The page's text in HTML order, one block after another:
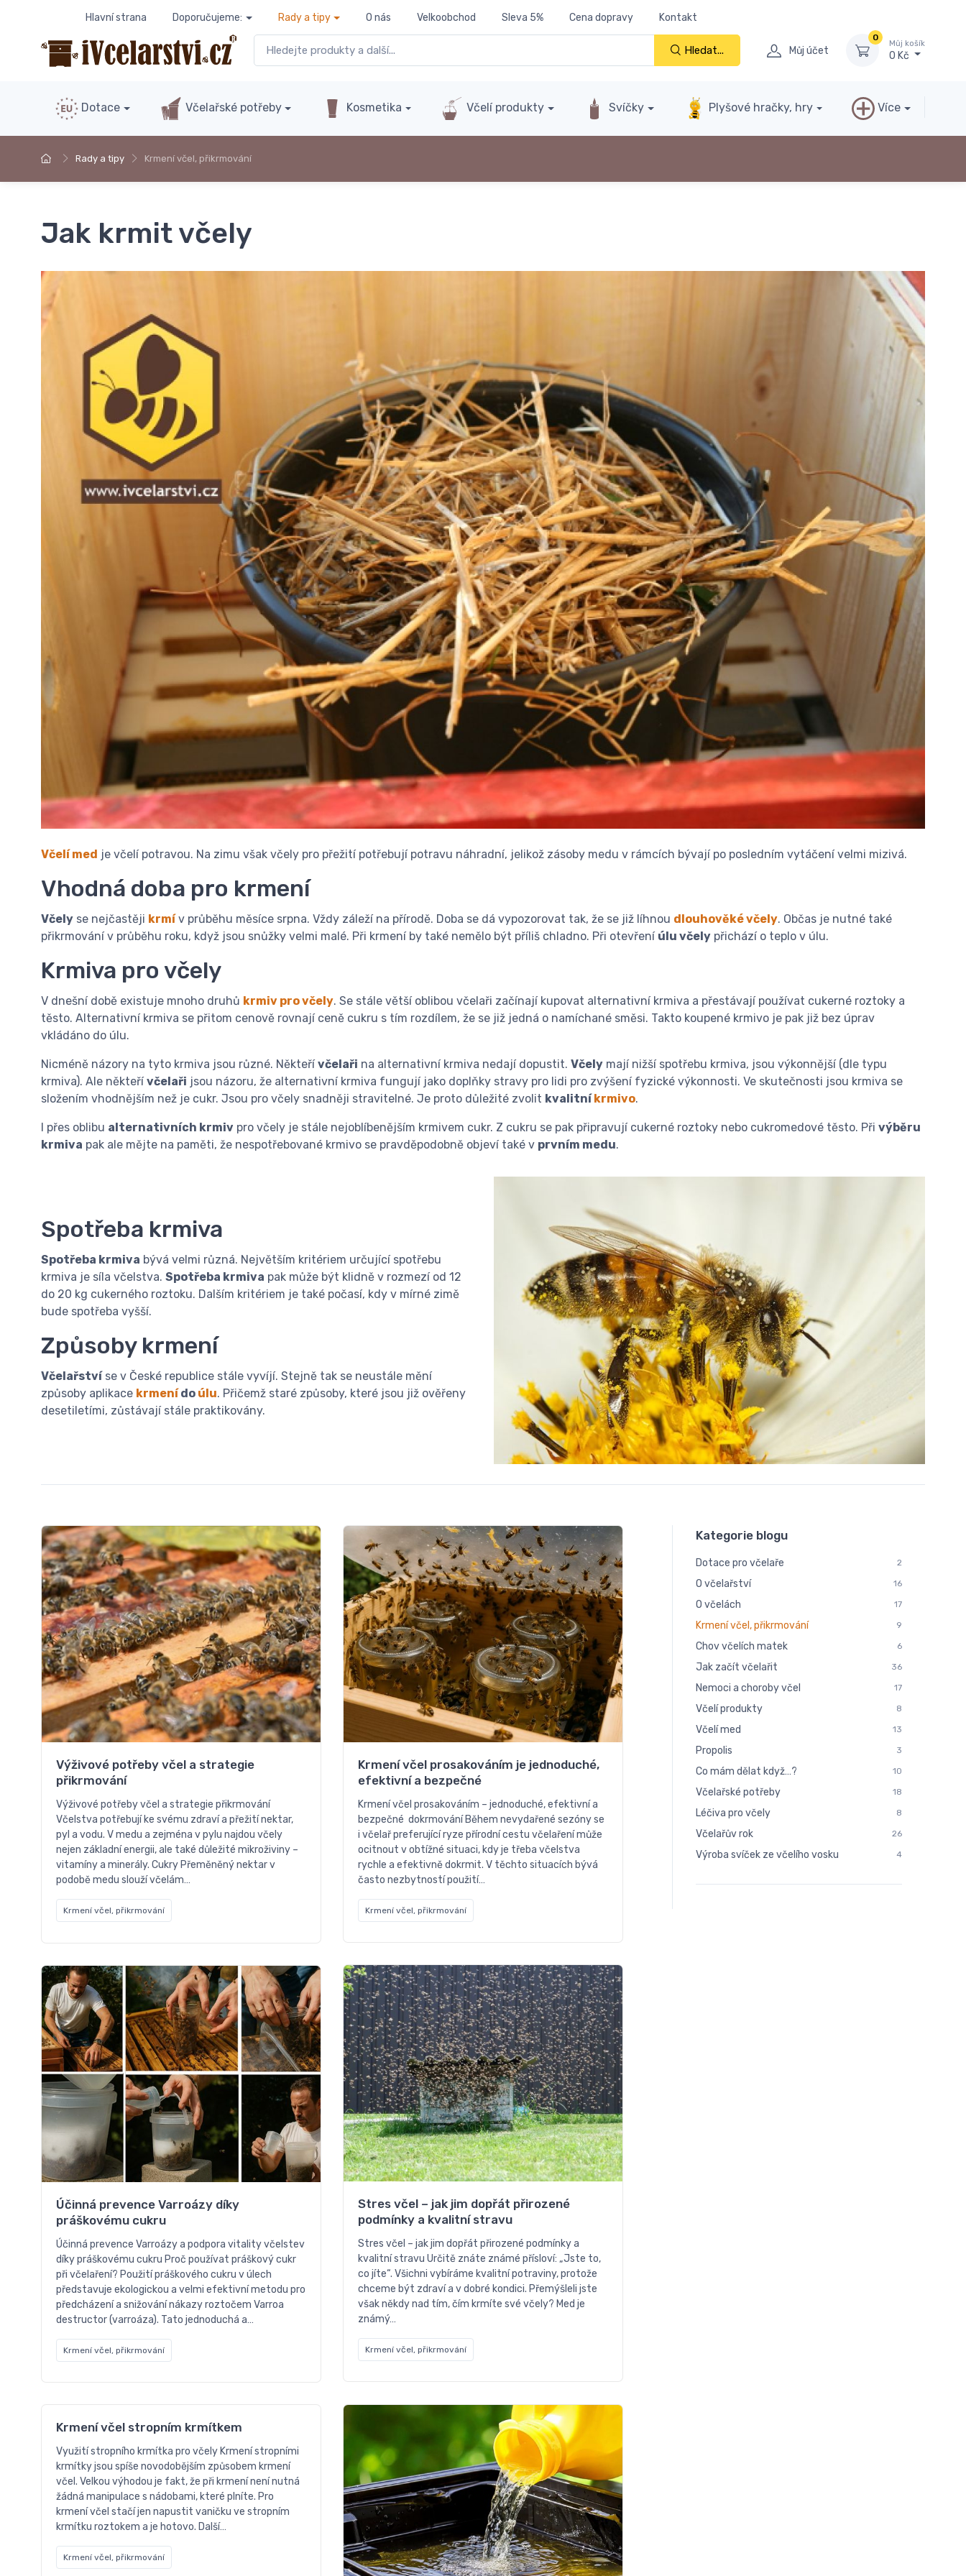
Hlavní strana Doporučujeme: Rady a tipy O nás Velkoobchod Sleva 5% Cena dopravy Kontakt
Hledat... Můj účet
0
Můj košík
0 Kč
Dotace Včelařské potřeby Kosmetika Včelí produkty Svíčky Plyšové hračky, hry Více
Rady a tipy Krmení včel, přikrmování
Jak krmit včely
Včelí med je včelí potravou. Na zimu však včely pro přežití potřebují potravu náhradní, jelikož zásoby medu v rámcích bývají po posledním vytáčení velmi mizivá.
Vhodná doba pro krmení
Včely se nejčastěji krmív průběhu měsíce srpna. Vždy záleží na přírodě. Doba se dá vypozorovat tak, že se již líhnou dlouhověké včely. Občas je nutné také
přikrmování v průběhu roku, když jsou snůžky velmi malé. Při krmení by také nemělo být příliš chladno. Při otevření úlu včely přichází o teplo v úlu.
Krmiva pro včely
V dnešní době existuje mnoho druhů krmiv pro včely. Se stále větší oblibou včelaři začínají kupovat alternativní krmiva a přestávají používat cukerné roztoky a
těsto. Alternativní krmiva se přitom cenově rovnají ceně cukru s tím rozdílem, že se již jedná o namíchané směsi. Takto koupené krmivo je pak již bez úprav
vkládáno do úlu.
Nicméně názory na tyto krmiva jsou různé. Někteřívčelaři na alternativní krmiva nedají dopustit. Včely mají nižší spotřebu krmiva, jsou výkonnější (dle typu
krmiva). Ale někteřívčelaři jsou názoru, že alternativní krmiva fungují jako doplňky stravy pro lidi pro zvýšení fyzické výkonnosti. Ve skutečnosti jsou krmiva se
složením vhodnějším než je cukr. Jsou pro včely snadněji stravitelné. Je proto důležité zvolit kvalitníkrmivo.
I přes oblibu alternativních krmiv pro včely je stále nejoblíbenějším krmivem cukr. Z cukru se pak připravují cukerné roztoky nebo cukromedové těsto. Při výběru
krmiva pak ale mějte na paměti, že nespotřebované krmivo se pravděpodobně objeví také v prvním medu.
Spotřeba krmiva
Spotřeba krmiva bývá velmi různá. Největším kritériem určující spotřebu
krmiva je síla včelstva. Spotřeba krmiva pak může být klidně v rozmezí od 12
do 20 kg cukerného roztoku. Dalším kritériem je také počasí, kdy v mírné zimě
bude spotřeba vyšší.
Způsoby krmení
Včelařstvíse v České republice stále vyvíjí. Stejně tak se neustále mění
způsoby aplikace krmenído úlu. Přičemž staré způsoby, které jsou již ověřeny
desetiletími, zůstávají stále praktikovány.
Výživové potřeby včel a strategie
přikrmování
Výživové potřeby včel a strategie přikrmování
Včelstva potřebují ke svému zdraví a přežití nektar,
pyl a vodu. V medu a zejména v pylu najdou včely
nejen základní energii, ale také důležité mikroživiny –
vitamíny a minerály. Cukry Přeměněný nektar v
podobě medu slouží včelám…
Krmení včel, přikrmování
Krmení včel prosakováním je jednoduché,
efektivní a bezpečné
Krmení včel prosakováním – jednoduché, efektivní a
bezpečné dokrmování Během nevydařené sezóny se
i včelař preferující ryze přírodní cestu včelaření může
ocitnout v obtížné situaci, kdy je třeba včelstva
rychle a efektivně dokrmit. V těchto situacích bývá
často nezbytností použití…
Krmení včel, přikrmování
Stres včel – jak jim dopřát přirozené
podmínky a kvalitní stravu
Stres včel – jak jim dopřát přirozené podmínky a
kvalitní stravu Určitě znáte známé přísloví: „Jste to,
co jíte“. Všichni vybíráme kvalitní potraviny, protože
chceme být zdraví a v dobré kondici. Přemýšleli jste
však někdy nad tím, čím krmíte své včely? Med je
známý…
Krmení včel, přikrmování
Účinná prevence Varroázy díky
práškovému cukru
Účinná prevence Varroázy a podpora vitality včelstev
díky práškovému cukru Proč používat práškový cukr
při včelaření? Použití práškového cukru v úlech
představuje ekologickou a velmi efektivní metodu pro
předcházení a snižování nákazy roztočem Varroa
destructor (varroáza). Tato jednoduchá a…
Krmení včel, přikrmování
Krmení včel stropním krmítkem
Využití stropního krmítka pro včely Krmení stropními
krmítky jsou spíše novodobějším způsobem krmení
včel. Velkou výhodou je fakt, že při krmení není nutná
žádná manipulace s nádobami, které plníte. Pro
krmení včel stačí jen napustit vaničku ve stropním
krmítku roztokem a je hotovo. Další…
Krmení včel, přikrmování
Kategorie blogu
Dotace pro včelaře 2
O včelařství 16
O včelách 17
Krmení včel, přikrmování 9
Chov včelích matek 6
Jak začít včelařit 36
Nemoci a choroby včel 17
Včelí produkty 8
Včelí med 13
Propolis 3
Co mám dělat když…? 10
Včelařské potřeby 18
Léčiva pro včely 8
Včelařův rok 26
Výroba svíček ze včelího vosku 4